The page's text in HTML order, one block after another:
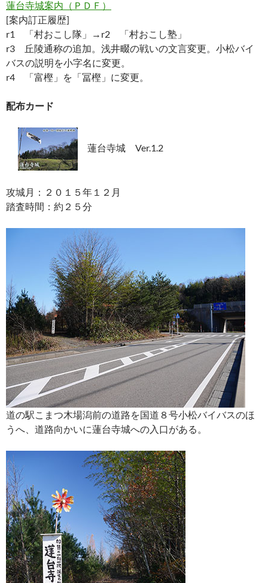
蓮台寺城案内（ＰＤＦ）
[案内訂正履歴]
r1 「村おこし隊」→r2 「村おこし塾」
r3 丘陵通称の追加。浅井畷の戦いの文言変更。小松バイ
バスの説明を小字名に変更。
r4 「富樫」を「冨樫」に変更。
配布カード
蓮台寺城 Ver.1.2
攻城月：２０１５年１２月
踏査時間：約２５分
道の駅こまつ木場潟前の道路を国道８号小松バイバスのほ
うへ、道路向かいに蓮台寺城への入口がある。